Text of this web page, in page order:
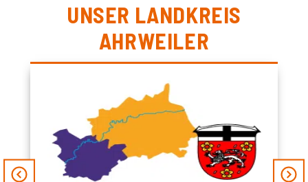
UNSER LANDKREIS
AHRWEILER